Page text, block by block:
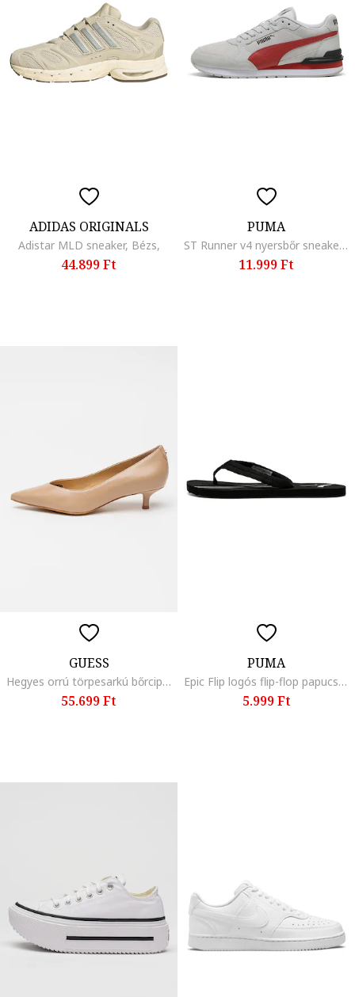
ADIDAS ORIGINALS
Adistar MLD sneaker, Bézs,
44.899 Ft
PUMA
ST Runner v4 nyersbőr sneaker szintetikus részletekkel, Piros/Fekete/Világosszürke
11.999 Ft
GUESS
Hegyes orrú törpesarkú bőrcipő, Sötétbézs
55.699 Ft
PUMA
Epic Flip logós flip-flop papucs, Fehér/Fekete
5.999 Ft